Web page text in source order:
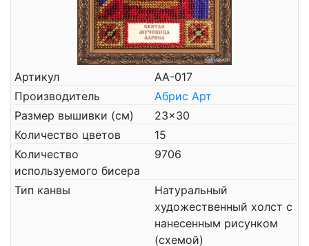
Артикул
AА-017
Производитель
Абрис Арт
Размер вышивки (см)
23x30
Количество цветов
15
Количество
используемого бисера
9706
Тип канвы
Натуральный
художественный холст с
нанесенным рисунком
(схемой)